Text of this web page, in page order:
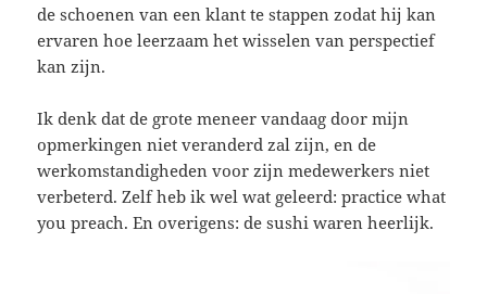
de schoenen van een klant te stappen zodat hij kan
ervaren hoe leerzaam het wisselen van perspectief
kan zijn.
Ik denk dat de grote meneer vandaag door mijn
opmerkingen niet veranderd zal zijn, en de
werkomstandigheden voor zijn medewerkers niet
verbeterd. Zelf heb ik wel wat geleerd: practice what
you preach. En overigens: de sushi waren heerlijk.